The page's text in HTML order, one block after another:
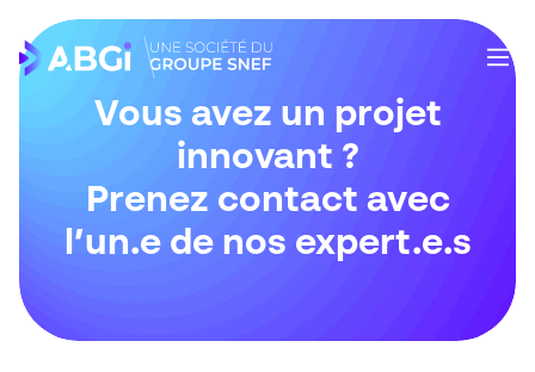
Vous avez un projet
innovant ?
Prenez contact avec
l’un.e de nos expert.e.s